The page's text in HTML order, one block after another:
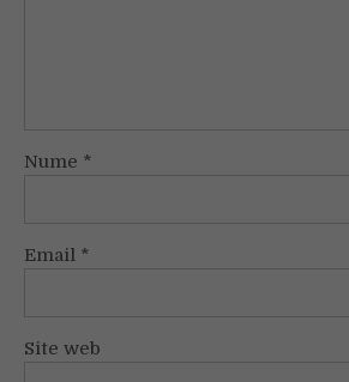
Nume *
Email *
Site web